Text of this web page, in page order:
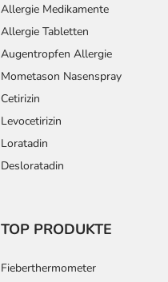
Allergie Medikamente
Allergie Tabletten
Augentropfen Allergie
Mometason Nasenspray
Cetirizin
Levocetirizin
Loratadin
Desloratadin
TOP PRODUKTE
Fieberthermometer